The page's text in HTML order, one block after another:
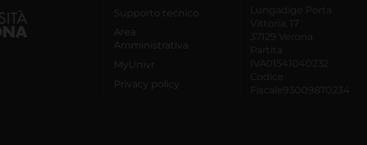
Supporto tecnico
Area
Amministrativa
MyUnivr
Privacy policy
Lungadige Porta
Vittoria, 17
37129 Verona
Partita
IVA01541040232
Codice
Fiscale93009870234